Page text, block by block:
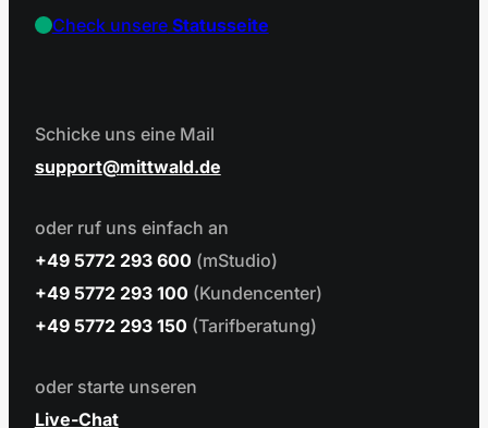
Check unsereStatusseite
Schicke uns eine Mail
support
mittwald.de
oder ruf uns einfach an
+49 5772 293 600 (mStudio)
+49 5772 293 100 (Kundencenter)
+49 5772 293 150 (Tarifberatung)
oder starte unseren
Live-Chat